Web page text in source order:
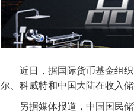
近日，据国际货币基金组织
尔、科威特和中国大陆在收入
另据媒体报道，中国国民储